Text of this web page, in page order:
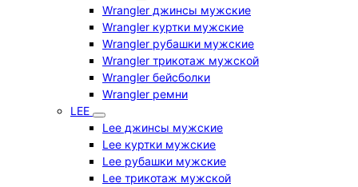
Wrangler джинсы мужские
Wrangler куртки мужские
Wrangler рубашки мужские
Wrangler трикотаж мужской
Wrangler бейсболки
Wrangler ремни
LEE
Lee джинсы мужские
Lee куртки мужские
Lee рубашки мужские
Lee трикотаж мужской